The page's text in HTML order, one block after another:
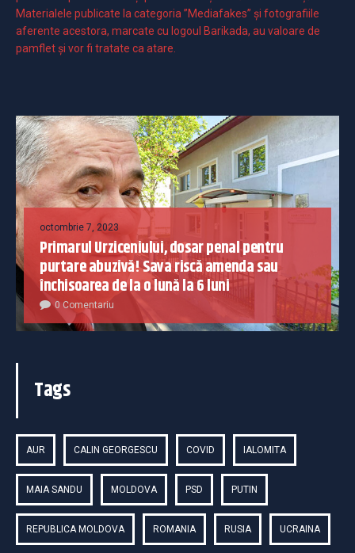
Materialele publicate la categoria ”Mediafakes” și fotografiile
aferente acestora, marcate cu logoul Barikada, au valoare de
pamflet și vor fi tratate ca atare.
octombrie 7, 2023
Primarul Urziceniului, dosar penal pentru
purtare abuzivă! Sava riscă amenda sau
închisoarea de la o lună la 6 luni
0 Comentariu
Tags
AUR CALIN GEORGESCU COVID IALOMITA
MAIA SANDU MOLDOVA PSD PUTIN
REPUBLICA MOLDOVA ROMANIA RUSIA UCRAINA